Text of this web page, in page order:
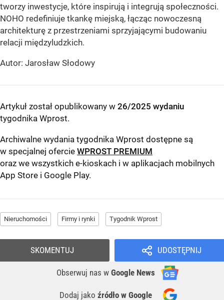
tworzy inwestycje, które inspirują i integrują społeczności.
NOHO redefiniuje tkankę miejską, łącząc nowoczesną
architekturę z przestrzeniami sprzyjającymi budowaniu
relacji międzyludzkich.
Autor: Jarosław Słodowy
Artykuł został opublikowany w 26/2025 wydaniu
tygodnika Wprost.
Archiwalne wydania tygodnika Wprost dostępne są
w specjalnej ofercie WPROST PREMIUM
oraz we wszystkich e-kioskach i w aplikacjach mobilnych
App Store i Google Play.
Nieruchomości Firmy i rynki Tygodnik Wprost
UDOSTĘPNIJ
Obserwuj nas w Google News
Dodaj jako źródło w Google
SKOMENTUJ